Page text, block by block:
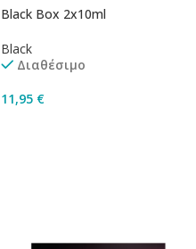
Black Box 2x10ml
Black
Διαθέσιμο
11,95 €